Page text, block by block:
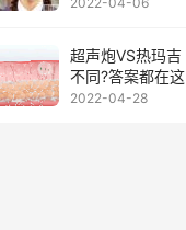
超声炮VS热玛吉
不同?答案都在
2022-04-28